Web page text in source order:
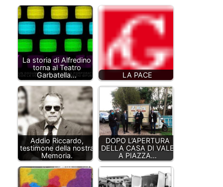
La storia di Alfredino
torna al Teatro
Garbatella…
LA PACE
Addio Riccardo,
testimone della nostra
Memoria.
DOPO L’APERTURA
DELLA CASA DI VALE
A PIAZZA…